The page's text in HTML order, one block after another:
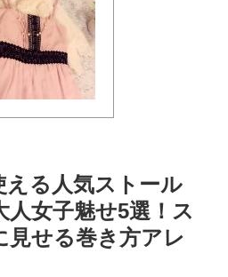
える人気ストール
女子魅せ5選！ス
見せる巻き方アレ